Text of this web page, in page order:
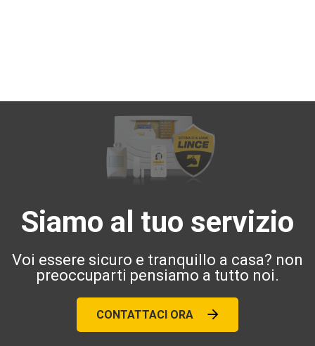
Siamo al tuo servizio
Voi essere sicuro e tranquillo a casa? non
preoccuparti pensiamo a tutto noi.
CONTATTACI ORA